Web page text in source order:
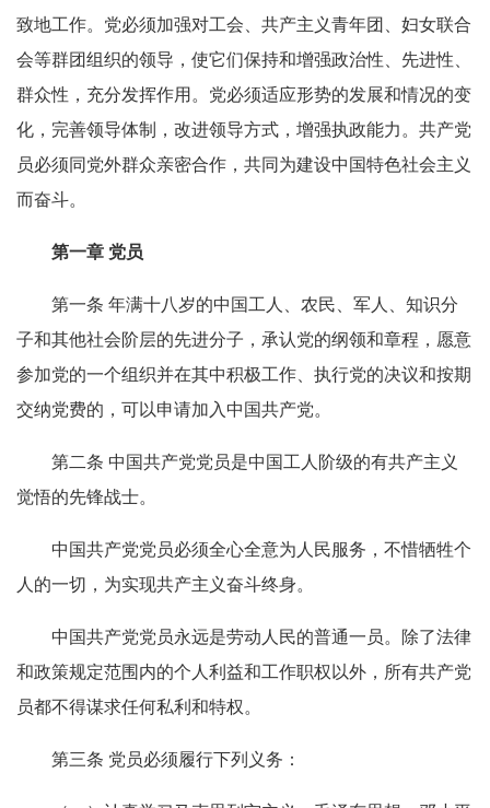
致地工作。党必须加强对工会、共产主义青年团、妇女联合
会等群团组织的领导，使它们保持和增强政治性、先进性、
群众性，充分发挥作用。党必须适应形势的发展和情况的变
化，完善领导体制，改进领导方式，增强执政能力。共产党
员必须同党外群众亲密合作，共同为建设中国特色社会主义
而奋斗。
第一章 党员
第一条 年满十八岁的中国工人、农民、军人、知识分
子和其他社会阶层的先进分子，承认党的纲领和章程，愿意
参加党的一个组织并在其中积极工作、执行党的决议和按期
交纳党费的，可以申请加入中国共产党。
第二条 中国共产党党员是中国工人阶级的有共产主义
觉悟的先锋战士。
中国共产党党员必须全心全意为人民服务，不惜牺牲个
人的一切，为实现共产主义奋斗终身。
中国共产党党员永远是劳动人民的普通一员。除了法律
和政策规定范围内的个人利益和工作职权以外，所有共产党
员都不得谋求任何私利和特权。
第三条 党员必须履行下列义务：